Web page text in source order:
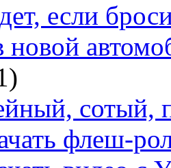
если
новой
сотый,
флеш-